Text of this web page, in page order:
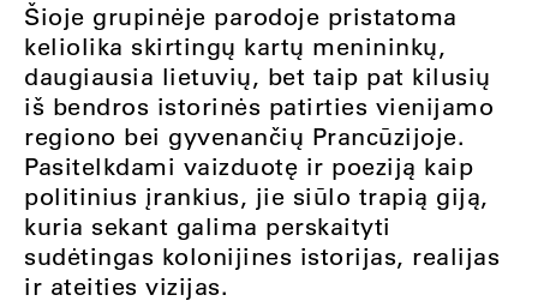
Šioje grupinėje parodoje pristatoma
keliolika skirtingų kartų menininkų,
daugiausia lietuvių, bet taip pat kilusių
iš bendros istorinės patirties vienijamo
regiono bei gyvenančių Prancūzijoje.
Pasitelkdami vaizduotę ir poeziją kaip
politinius įrankius, jie siūlo trapią giją,
kuria sekant galima perskaityti
sudėtingas kolonijines istorijas, realijas
ir ateities vizijas.